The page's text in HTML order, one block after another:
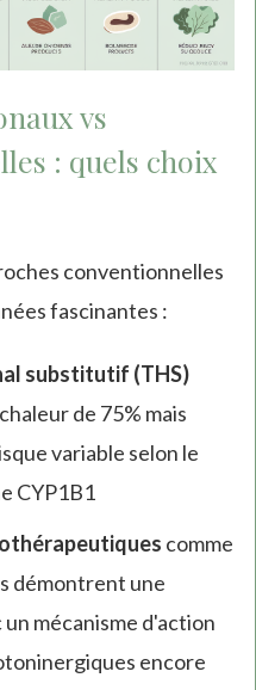
vs
: quels choix
conventionnelles
fascinantes :
substitutif (THS)
de 75% mais
variable selon le
CYP1B1
comme
démontrent une
mécanisme d'action
encore